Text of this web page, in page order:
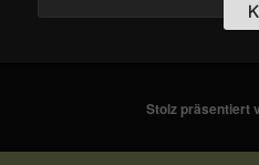
Stolz präsentiert